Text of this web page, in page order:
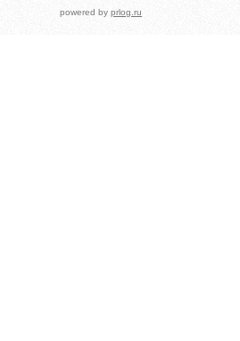
powered byprlog.ru